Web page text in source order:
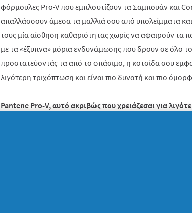
φόρμουλες Pro-V που εμπλουτίζουν τα Σαμπουάν και
απαλλάσσουν άμεσα τα μαλλιά σου από υπολείμματα
τους μία αίσθηση καθαριότητας χωρίς να αφαιρούν τα
με τα «έξυπνα» μόρια ενδυνάμωσης που δρουν σε όλο
προστατεύοντάς τα από το σπάσιμο, η κοτσίδα σου
λιγότερη τριχόπτωση και είναι πιο δυνατή και πιο
Pantene Pro-V, αυτό ακριβώς που χρειάζεσαι για